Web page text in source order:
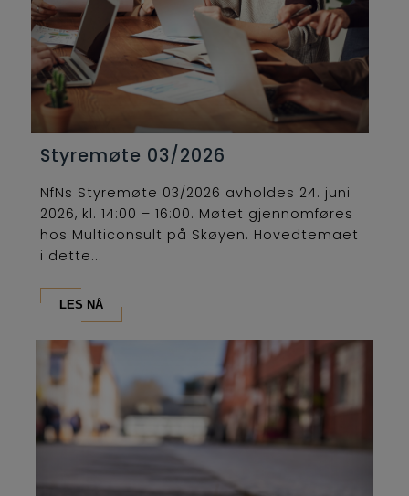
Styremøte 03/2026
NfNs Styremøte 03/2026 avholdes 24. juni
2026, kl. 14:00 – 16:00. Møtet gjennomføres
hos Multiconsult på Skøyen. Hovedtemaet
i dette...
LES NÅ